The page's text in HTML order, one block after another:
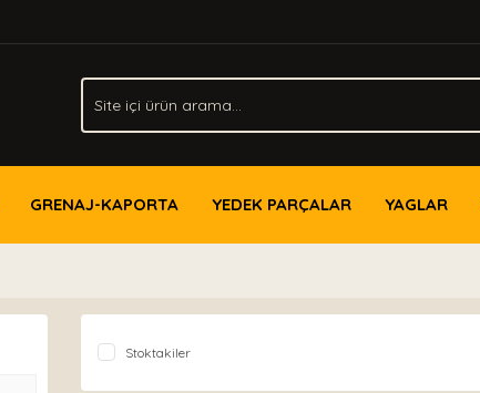
GRENAJ-KAPORTA YEDEK PARÇALAR YAGLAR
Stoktakiler